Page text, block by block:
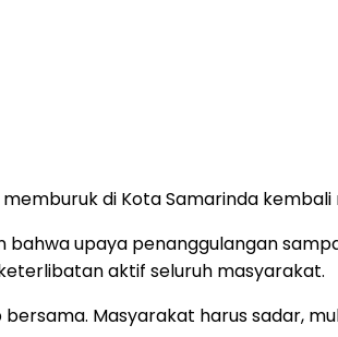
di Kota Samarinda
bahwa upaya penanggulangan
aktif seluruh masyarakat.
Masyarakat harus sadar,